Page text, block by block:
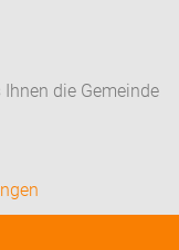
die Gemeinde